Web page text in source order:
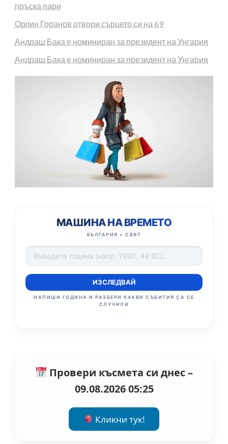
пръска пари
Орлин Горанов отвори сърцето си на 69
Андраш Бака е номиниран за президент на Унгария
Андраш Бака е номиниран за президент на Унгария
МАШИНА НА ВРЕМЕТО
БЪЛГАРИЯ + СВЯТ
ИЗСЛЕДВАЙ
НАПИШИ ГОДИНА И РАЗБЕРИ КАКВИ СЪБИТИЯ СА СЕ
СЛУЧИЛИ
Провери късмета си днес –
09.08.2026 05:25
Кликни тук!